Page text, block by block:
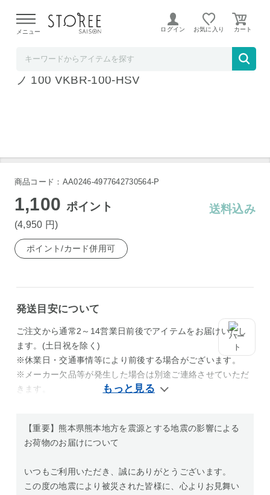
よる配送遅延が発生しております。
メニュー ログイン お気に入り
HARIO ハリオ V60 ドリップケトル･ヴォー
ノ 100 VKBR-100-HSV
商品コード：AA0246-4977642730564-P
1,100 ポイント
(4,950 円)
送料込み
ポイント/カード併用可
発送目安について
ご注文から通常2～14営業日前後でアイテムをお届けいたし
ます。(土日祝を除く)
※休業日・交通事情等により前後する場合がございます。
※メーカー欠品等が発生した場合は別途ご連絡させていただ
きます。
【重要】熊本県熊本地方を震源とする地震の影響による
お荷物のお届けについて
いつもご利用いただき、誠にありがとうございます。
この度の地震により被災された皆様に、心よりお見舞い